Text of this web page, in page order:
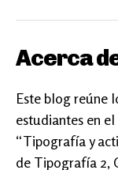
Acerca
Este blog reúne
estudiantes en
“Tipografía y
de Tipografía 2,